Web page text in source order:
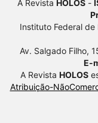
A Revista HOLOS -
Instituto Federal de
Av. Salgado Filho,
E-
A Revista HOLOS
Atribuição-